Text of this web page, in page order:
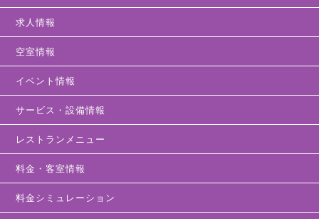
求人情報
空室情報
イベント情報
サービス・設備情報
レストランメニュー
料金・客室情報
料金シミュレーション